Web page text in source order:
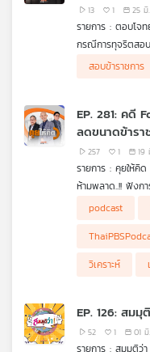
13 1 25
รายการ : ตอบโจ
กรณีการทุจริตสอ
คาดหวังต่อกระบ
คดีตามกฎหมาย
ผู้ร่วมรายการ
รศ. ดร.พิ
สอบข้าราชการ
EP. 281: คดี
ลดขนาดข้ารา
สว. กกต. แจง
257 1 19
รายการ : คุยให้คิด
ห้ามพลาด..!! ฟังกา
ข่าวร้อน
• ทรัมป์ลงนาม
• เรตติงประเทศ
เศรษฐกิจ-วินัยการ
• ครม. ขอคืนงบ
• นายกฯ ไม่สนก
และถูก กมธ. ตรว
• DSI แถลงคดี
อิทธิพลการเมืองก
podcast
วิเคราะห์
EP. 126: สมมุ
52 1 01
รายการ : สมมุติว่า